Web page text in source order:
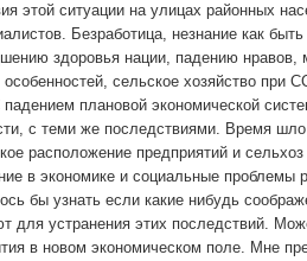
этой ситуации на улицах районных
Безработица, незнание как
здоровья нации, падению нравов,
особенностей, сельское хозяйство при
плановой экономической
с теми же последствиями. Время
расположение предприятий и
в экономике и социальные проблемы
бы узнать если какие нибудь
для устранения этих последствий.
в новом экономическом поле. Мне